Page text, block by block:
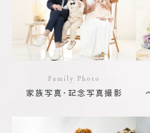
Family Photo
家族写真･記念写真撮影